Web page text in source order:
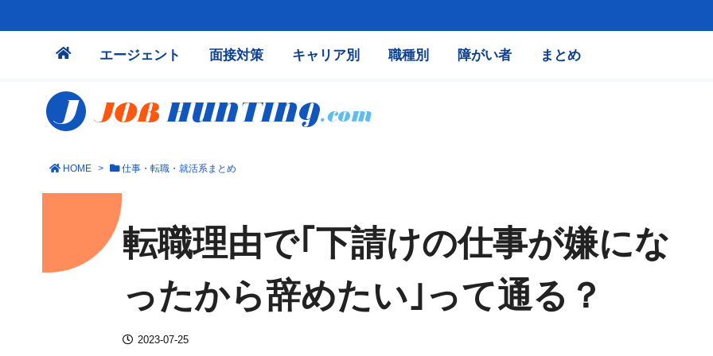
エージェント 面接対策 キャリア別 職種別 障がい者 まとめ
HOME > 仕事・転職・就活系まとめ
転職理由で｢下請けの仕事が嫌にな
ったから辞めたい｣って通る？
2023-07-25